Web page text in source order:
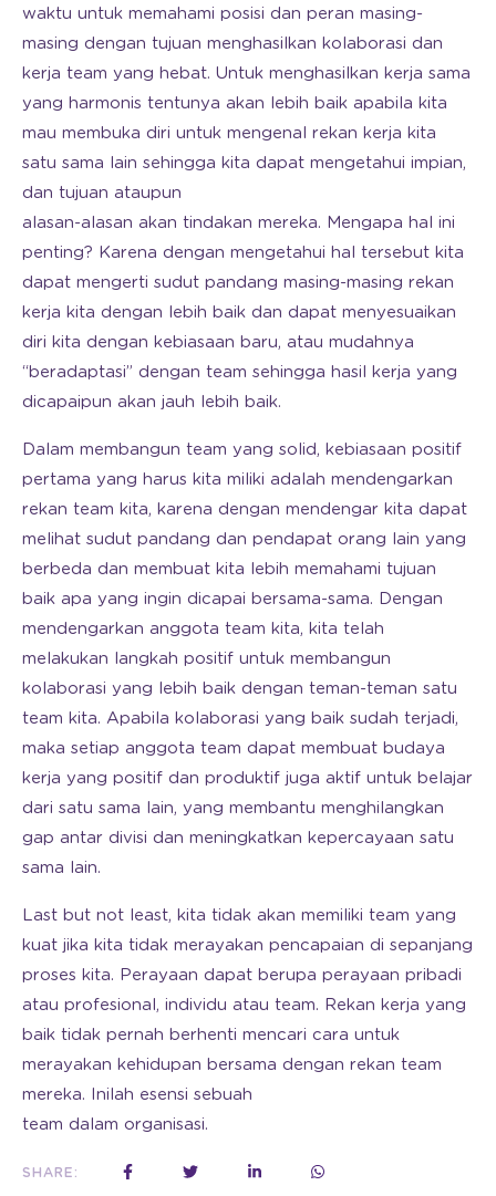
waktu untuk memahami posisi dan peran masing-
masing dengan tujuan menghasilkan kolaborasi dan
kerja team yang hebat. Untuk menghasilkan kerja sama
yang harmonis tentunya akan lebih baik apabila kita
mau membuka diri untuk mengenal rekan kerja kita
satu sama lain sehingga kita dapat mengetahui impian,
dan tujuan ataupun
alasan-alasan akan tindakan mereka. Mengapa hal ini
penting? Karena dengan mengetahui hal tersebut kita
dapat mengerti sudut pandang masing-masing rekan
kerja kita dengan lebih baik dan dapat menyesuaikan
diri kita dengan kebiasaan baru, atau mudahnya
“beradaptasi” dengan team sehingga hasil kerja yang
dicapaipun akan jauh lebih baik.
Dalam membangun team yang solid, kebiasaan positif
pertama yang harus kita miliki adalah mendengarkan
rekan team kita, karena dengan mendengar kita dapat
melihat sudut pandang dan pendapat orang lain yang
berbeda dan membuat kita lebih memahami tujuan
baik apa yang ingin dicapai bersama-sama. Dengan
mendengarkan anggota team kita, kita telah
melakukan langkah positif untuk membangun
kolaborasi yang lebih baik dengan teman-teman satu
team kita. Apabila kolaborasi yang baik sudah terjadi,
maka setiap anggota team dapat membuat budaya
kerja yang positif dan produktif juga aktif untuk belajar
dari satu sama lain, yang membantu menghilangkan
gap antar divisi dan meningkatkan kepercayaan satu
sama lain.
Last but not least, kita tidak akan memiliki team yang
kuat jika kita tidak merayakan pencapaian di sepanjang
proses kita. Perayaan dapat berupa perayaan pribadi
atau profesional, individu atau team. Rekan kerja yang
baik tidak pernah berhenti mencari cara untuk
merayakan kehidupan bersama dengan rekan team
mereka. Inilah esensi sebuah
team dalam organisasi.
SHARE: